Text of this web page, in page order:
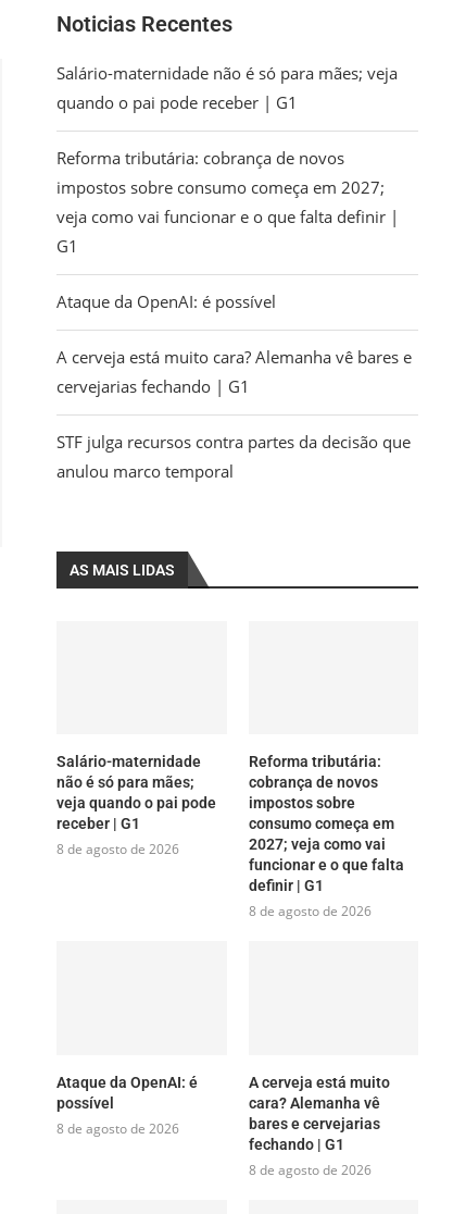
Noticias Recentes
Salário-maternidade não é só para mães; veja
quando o pai pode receber | G1
Reforma tributária: cobrança de novos
impostos sobre consumo começa em 2027;
veja como vai funcionar e o que falta definir |
G1
Ataque da OpenAI: é possível
A cerveja está muito cara? Alemanha vê bares e
cervejarias fechando | G1
STF julga recursos contra partes da decisão que
anulou marco temporal
AS MAIS LIDAS
Salário-maternidade
não é só para mães;
veja quando o pai pode
receber | G1
8 de agosto de 2026
Reforma tributária:
cobrança de novos
impostos sobre
consumo começa em
2027; veja como vai
funcionar e o que falta
definir | G1
8 de agosto de 2026
Ataque da OpenAI: é
possível
8 de agosto de 2026
A cerveja está muito
cara? Alemanha vê
bares e cervejarias
fechando | G1
8 de agosto de 2026